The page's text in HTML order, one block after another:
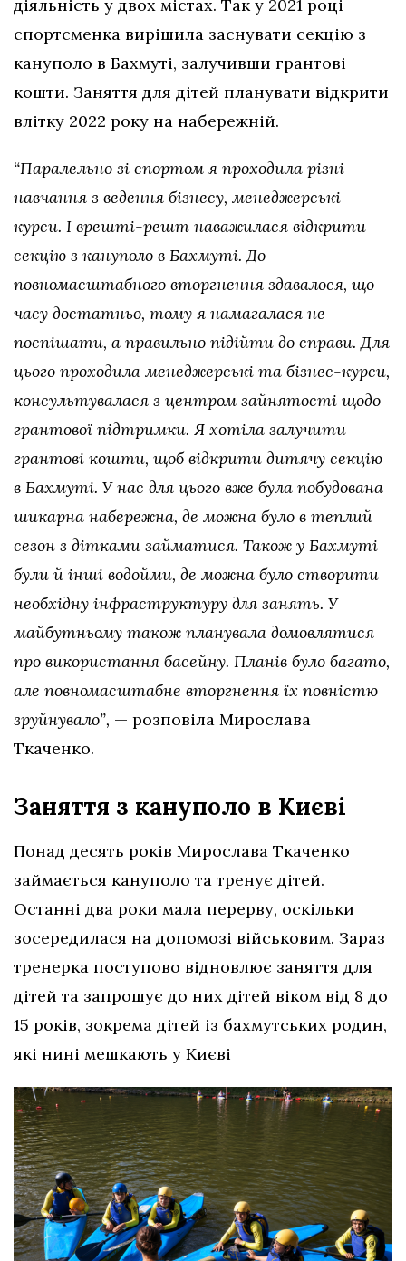
діяльність у двох містах. Так у 2021 році
спортсменка вирішила заснувати секцію з
кануполо в Бахмуті, залучивши грантові
кошти. Заняття для дітей планувати відкрити
влітку 2022 року на набережній.
“Паралельно зі спортом я проходила різні
навчання з ведення бізнесу, менеджерські
курси. І врешті-решт наважилася відкрити
секцію з кануполо в Бахмуті. До
повномасштабного вторгнення здавалося, що
часу достатньо, тому я намагалася не
поспішати, а правильно підійти до справи. Для
цього проходила менеджерські та бізнес-курси,
консультувалася з центром зайнятості щодо
грантової підтримки. Я хотіла залучити
грантові кошти, щоб відкрити дитячу секцію
в Бахмуті. У нас для цього вже була побудована
шикарна набережна, де можна було в теплий
сезон з дітками займатися. Також у Бахмуті
були й інші водойми, де можна було створити
необхідну інфраструктуру для занять. У
майбутньому також планувала домовлятися
про використання басейну. Планів було багато,
але повномасштабне вторгнення їх повністю
зруйнувало”, — розповіла Мирослава
Ткаченко.
Заняття з кануполо в Києві
Понад десять років Мирослава Ткаченко
займається кануполо та тренує дітей.
Останні два роки мала перерву, оскільки
зосередилася на допомозі військовим. Зараз
тренерка поступово відновлює заняття для
дітей та запрошує до них дітей віком від 8 до
15 років, зокрема дітей із бахмутських родин,
які нині мешкають у Києві